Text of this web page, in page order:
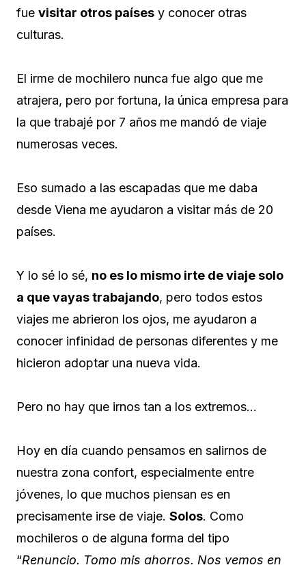
fue visitar otros países y conocer otras
culturas.
El irme de mochilero nunca fue algo que me
atrajera, pero por fortuna, la única empresa para
la que trabajé por 7 años me mandó de viaje
numerosas veces.
Eso sumado a las escapadas que me daba
desde Viena me ayudaron a visitar más de 20
países.
Y lo sé lo sé, no es lo mismo irte de viaje solo
a que vayas trabajando, pero todos estos
viajes me abrieron los ojos, me ayudaron a
conocer infinidad de personas diferentes y me
hicieron adoptar una nueva vida.
Pero no hay que irnos tan a los extremos…
Hoy en día cuando pensamos en salirnos de
nuestra zona confort, especialmente entre
jóvenes, lo que muchos piensan es en
precisamente irse de viaje. Solos. Como
mochileros o de alguna forma del tipo
“Renuncio. Tomo mis ahorros. Nos vemos en